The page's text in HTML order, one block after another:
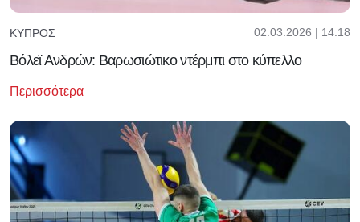
ΚΎΠΡΟΣ 02.03.2026 | 14:18
Βόλεϊ Ανδρών: Βαρωσιώτικο ντέρμπι στο κύπελλο
Περισσότερα